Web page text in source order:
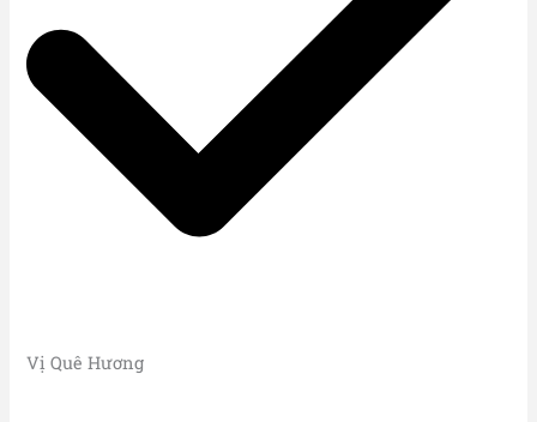
Vị Quê Hương